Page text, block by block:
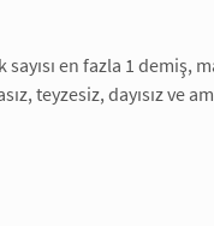
en fazla 1 demiş,
teyzesiz, dayısız ve